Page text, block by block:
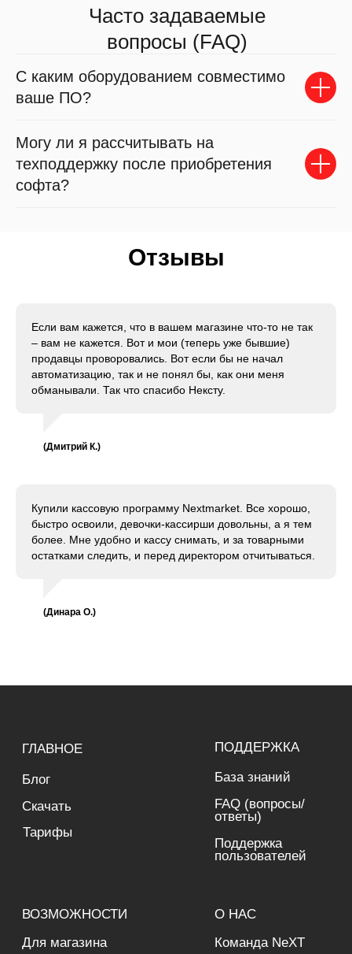
Часто задаваемые
вопросы (FAQ)
С каким оборудованием совместимо
ваше ПО?
Могу ли я рассчитывать на
техподдержку после приобретения
софта?
Отзывы
Если вам кажется, что в вашем магазине что-то не так
– вам не кажется. Вот и мои (теперь уже бывшие)
продавцы проворовались. Вот если бы не начал
автоматизацию, так и не понял бы, как они меня
обманывали. Так что спасибо Нексту.
(Дмитрий К.)
Купили кассовую программу Nextmarket. Все хорошо,
быстро освоили, девочки-кассирши довольны, а я тем
более. Мне удобно и кассу снимать, и за товарными
остатками следить, и перед директором отчитываться.
(Динара О.)
© 2024 «NeXT»
Политика конфиденциальности